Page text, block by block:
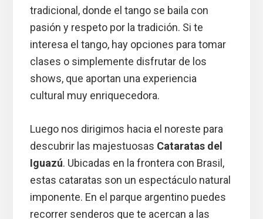
tradicional, donde el tango se baila con
pasión y respeto por la tradición. Si te
interesa el tango, hay opciones para tomar
clases o simplemente disfrutar de los
shows, que aportan una experiencia
cultural muy enriquecedora.
Luego nos dirigimos hacia el noreste para
descubrir las majestuosas Cataratas del
Iguazú. Ubicadas en la frontera con Brasil,
estas cataratas son un espectáculo natural
imponente. En el parque argentino puedes
recorrer senderos que te acercan a las